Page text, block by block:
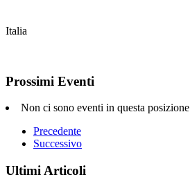
Italia
Prossimi Eventi
Non ci sono eventi in questa posizione
Precedente
Successivo
Ultimi Articoli